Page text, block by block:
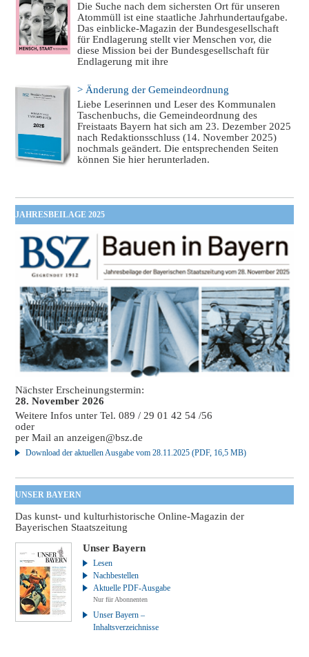
Die Suche nach dem sichersten Ort für unseren
Atommüll ist eine staatliche Jahrhundertaufgabe.
Das einblicke-Magazin der Bundesgesellschaft
für Endlagerung stellt vier Menschen vor, die
diese Mission bei der Bundesgesellschaft für
Endlagerung mit ihre
> Änderung der Gemeindeordnung
Liebe Leserinnen und Leser des Kommunalen
Taschenbuchs, die Gemeindeordnung des
Freistaats Bayern hat sich am 23. Dezember 2025
nach Redaktionsschluss (14. November 2025)
nochmals geändert. Die entsprechenden Seiten
können Sie hier herunterladen.
JAHRESBEILAGE 2025
Nächster Erscheinungstermin:
28. November 2026
Weitere Infos unter Tel. 089 / 29 01 42 54 /56
oder
per Mail ananzeigen@bsz.de
Download der aktuellen Ausgabe vom 28.11.2025 (PDF, 16,5 MB)
UNSER BAYERN
Das kunst- und kulturhistorische Online-Magazin der
Bayerischen Staatszeitung
Unser Bayern
Lesen
Nachbestellen
Aktuelle PDF-Ausgabe
Nur für Abonnenten
Unser Bayern –
Inhaltsverzeichnisse